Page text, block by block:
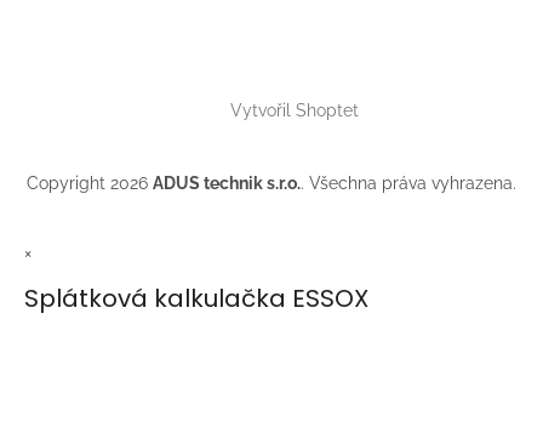
Vytvořil Shoptet
Copyright 2026 ADUS technik s.r.o.. Všechna práva vyhrazena.
×
Splátková kalkulačka ESSOX